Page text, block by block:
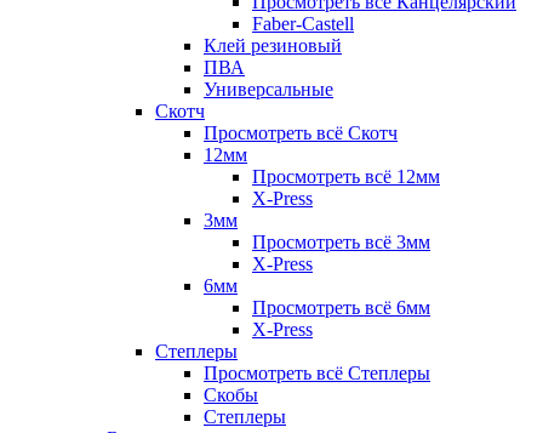
Faber-Castell
Клей резиновый
ПВА
Универсальные
Скотч
Просмотреть всё Скотч
12мм
Просмотреть всё 12мм
X-Press
3мм
Просмотреть всё 3мм
X-Press
6мм
Просмотреть всё 6мм
X-Press
Степлеры
Просмотреть всё Степлеры
Скобы
Степлеры